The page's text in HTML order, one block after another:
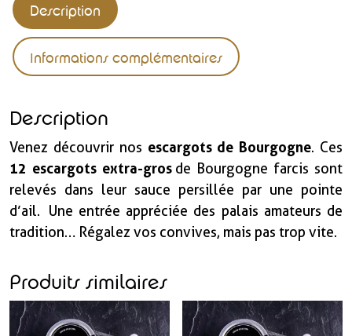
Description
Informations complémentaires
Description
Venez découvrir nos escargots de Bourgogne. Ces
12 escargots extra-gros de Bourgogne farcis sont
relevés dans leur sauce persillée par une pointe
d’ail. Une entrée appréciée des palais amateurs de
tradition… Régalez vos convives, mais pas trop vite.
Produits similaires